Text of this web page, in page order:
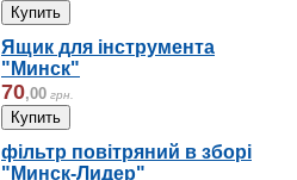
Ящик для інструмента
"Минск"
70,00 грн.
фільтр повітряний в зборі
"Минск-Лидер"